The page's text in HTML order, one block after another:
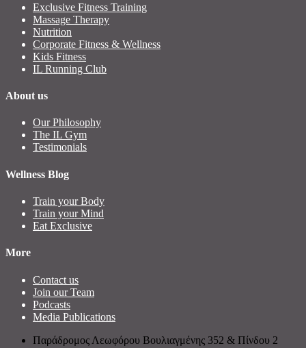
Exclusive Fitness Training
Massage Therapy
Nutrition
Corporate Fitness & Wellness
Kids Fitness
IL Running Club
About us
Our Philosophy
The IL Gym
Testimonials
Wellness Blog
Train your Body
Train your Mind
Eat Exclusive
More
Contact us
Join our Team
Podcasts
Media Publications
Παράδρομος Λεωφόρου Βουλιαγμένης 352 & Πίνδου 2